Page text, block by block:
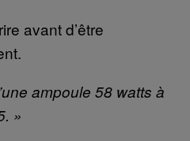
avant d’être
ampoule 58 watts à
»